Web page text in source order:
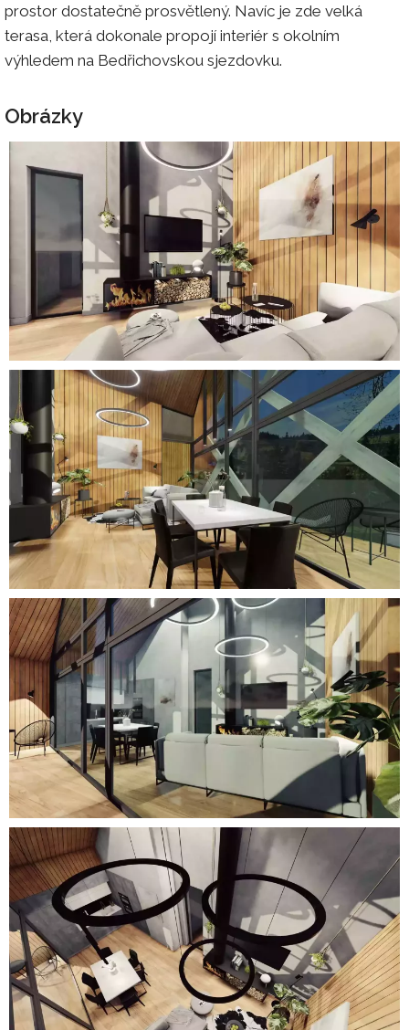
prostor dostatečně prosvětlený. Navíc je zde velká
terasa, která dokonale propojí interiér s okolním
výhledem na Bedřichovskou sjezdovku.
Obrázky